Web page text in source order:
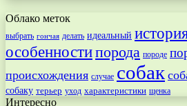
Облако меток
выбрать гончая делать идеальный
особенностипорода породе
происхождения случае собак
собаку терьер уход характеристики щенка
Интересно